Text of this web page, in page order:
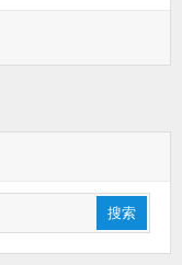
搜索